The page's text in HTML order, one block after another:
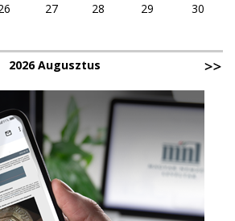
27 28 29
30
2026 Augusztus